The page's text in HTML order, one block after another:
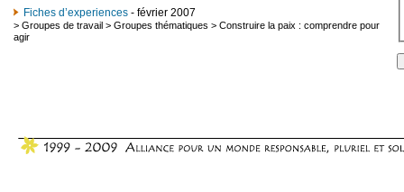
Fiches d’experiences - février 2007
> Groupes de travail > Groupes thématiques > Construire la paix : comprendre pour
agir